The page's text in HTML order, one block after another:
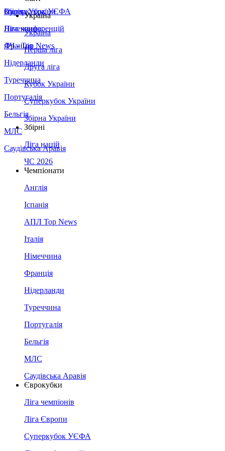
Збірна України
Італія
Німеччина
Франція
Нідерланди
Туреччина
Португалія
Бельгія
МЛС
Саудівська Аравія
Суперкубок УЄФА
Ліга конференцій
ЛЧ - Top News
Україна
Україна
Перша ліга
Друга ліга
Кубок України
Суперкубок України
Збірна України
Збірні
Ліга націй
ЧС 2026
Чемпіонати
Англія
Іспанія
АПЛ Top News
Італія
Німеччина
Франція
Нідерланди
Туреччина
Португалія
Бельгія
МЛС
Саудівська Аравія
Єврокубки
Ліга чемпіонів
Ліга Європи
Суперкубок УЄФА